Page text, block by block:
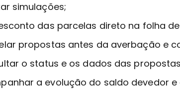
simulações;
das parcelas direto na folha
propostas antes da averbação e
o status e os dados das
a evolução do saldo devedor